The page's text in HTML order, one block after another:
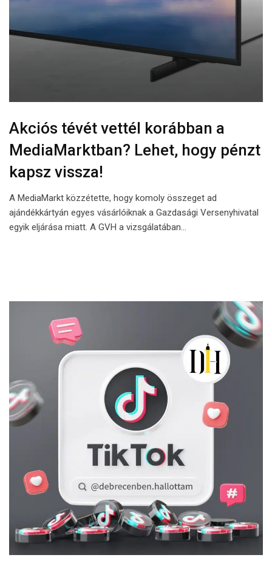
Akciós tévét vettél korábban a
MediaMarktban? Lehet, hogy pénzt
kapsz vissza!
A MediaMarkt közzétette, hogy komoly összeget ad
ajándékkártyán egyes vásárlóiknak a Gazdasági Versenyhivatal
egyik eljárása miatt. A GVH a vizsgálatában…